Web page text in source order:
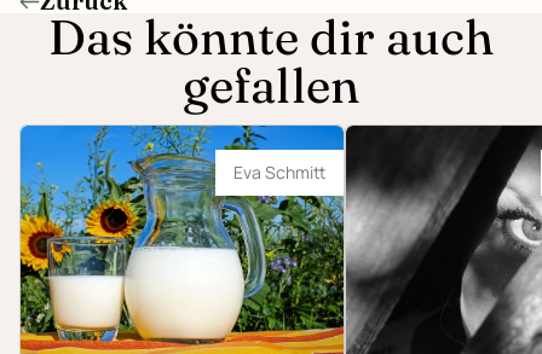
Das könnte dir auch
gefallen
Milchprodukte aus Sicht der chinesischen
Medizin – Musst du wirklich darauf
verzichten?
Eva Schmitt
Die tiefe Wirkung von
Perspektive aus der